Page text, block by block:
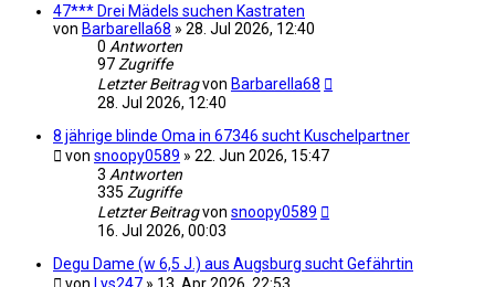
47*** Drei Mädels suchen Kastraten
von Barbarella68 » 28. Jul 2026, 12:40
0 Antworten
97 Zugriffe
Letzter Beitragvon Barbarella68
28. Jul 2026, 12:40
8 jährige blinde Oma in 67346 sucht Kuschelpartner
von snoopy0589 » 22. Jun 2026, 15:47
3 Antworten
335 Zugriffe
Letzter Beitragvon snoopy0589
16. Jul 2026, 00:03
Degu Dame (w 6,5 J.) aus Augsburg sucht Gefährtin